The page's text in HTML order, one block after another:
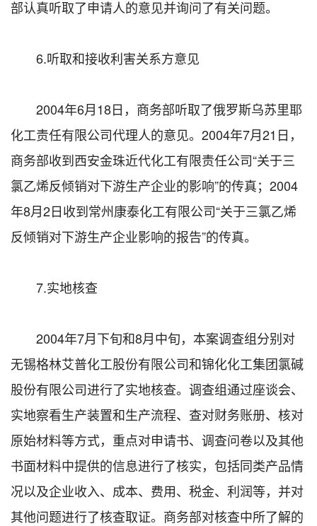
部认真听取了申请人的意见并询问了有关问题。
6.听取和接收利害关系方意见
2004年6月18日，商务部听取了俄罗斯乌苏里耶
化工责任有限公司代理人的意见。2004年7月21日，
商务部收到西安金珠近代化工有限责任公司“关于三
氯乙烯反倾销对下游生产企业的影响”的传真；2004
年8月2日收到常州康泰化工有限公司“关于三氯乙烯
反倾销对下游生产企业影响的报告”的传真。
7.实地核查
2004年7月下旬和8月中旬，本案调查组分别对
无锡格林艾普化工股份有限公司和锦化化工集团氯碱
股份有限公司进行了实地核查。调查组通过座谈会、
实地察看生产装置和生产流程、查对财务账册、核对
原始材料等方式，重点对申请书、调查问卷以及其他
书面材料中提供的信息进行了核实，包括同类产品情
况以及企业收入、成本、费用、税金、利润等，并对
其他问题进行了核查取证。商务部对核查中所了解的